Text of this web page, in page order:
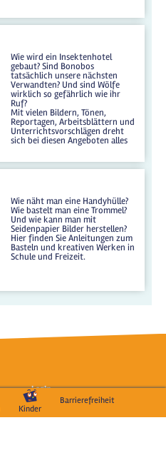
Wie wird ein Insektenhotel
gebaut? Sind Bonobos
tatsächlich unsere nächsten
Verwandten? Und sind Wölfe
wirklich so gefährlich wie ihr
Ruf?
Mit vielen Bildern, Tönen,
Reportagen, Arbeitsblättern und
Unterrichtsvorschlägen dreht
sich bei diesen Angeboten alles
Wie näht man eine Handyhülle?
Wie bastelt man eine Trommel?
Und wie kann man mit
Seidenpapier Bilder herstellen?
Hier finden Sie Anleitungen zum
Basteln und kreativen Werken in
Schule und Freizeit.
LogIn
Kinder
Barrierefreiheit